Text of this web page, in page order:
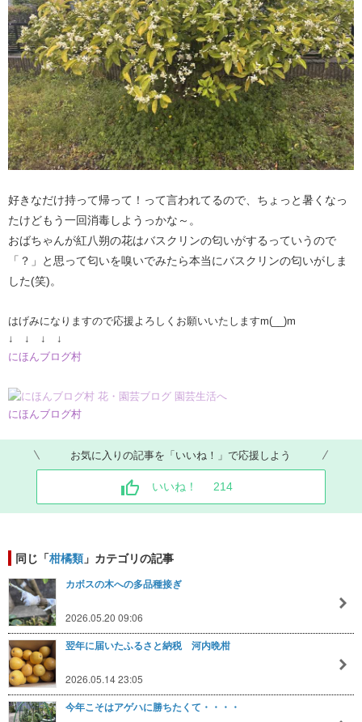
好きなだけ持って帰って！って言われてるので、ちょっと暑くなっ
たけどもう一回消毒しようっかな～。
おばちゃんが紅八朔の花はバスクリンの匂いがするっていうので
「？」と思って匂いを嗅いでみたら本当にバスクリンの匂いがしま
した(笑)。
はげみになりますので応援よろしくお願いいたしますm(__)m
↓ ↓ ↓ ↓
にほんブログ村
にほんブログ村
お気に入りの記事を「いいね！」で応援しよう
いいね！ 214
同じ「柑橘類 」カテゴリの記事
カボスの木への多品種接ぎ
2026.05.20 09:06
翌年に届いたふるさと納税 河内晩柑
2026.05.14 23:05
今年こそはアゲハに勝ちたくて・・・・